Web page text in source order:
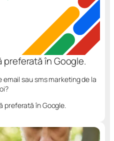
în Google.
email sau sms marketing de la
preferată în Google.